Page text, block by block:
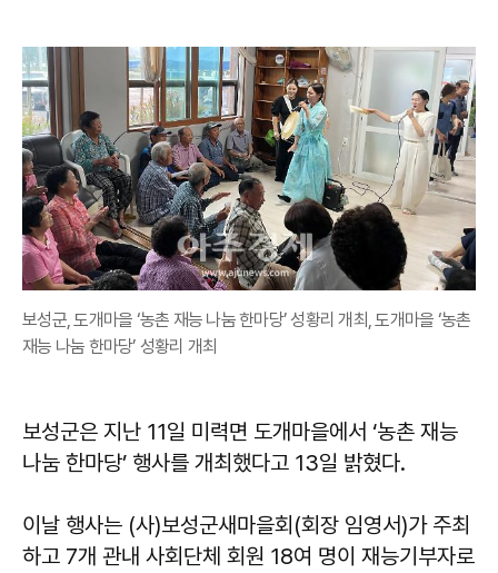
보성군, 도개마을 ‘농촌 재능 나눔 한마당’ 성황리 개최, 도개마을 ‘농촌
재능 나눔 한마당’ 성황리 개최
보성군은 지난 11일 미력면 도개마을에서 ‘농촌 재능
나눔 한마당’ 행사를 개최했다고 13일 밝혔다.
이날 행사는 (사)보성군새마을회(회장 임영서)가 주최
하고 7개 관내 사회단체 회원 18여 명이 재능기부자로